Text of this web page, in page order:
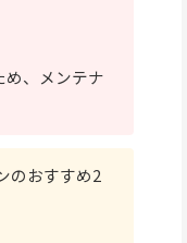
、メンテナ
のおすすめ2